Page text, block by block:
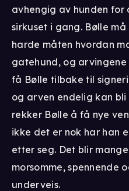
avhengig av hunden for
sirkuset i gang. Bølle
harde måten hvordan
gatehund, og
få Bølle tilbake til
og arven endelig kan bli
rekker Bølle å få nye
ikke det er nok har han
etter seg. Det blir
morsomme, spennende
underveis.